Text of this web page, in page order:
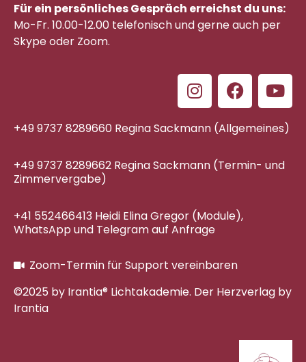
Für ein persönliches Gespräch erreichst du uns:
Mo-Fr. 10.00-12.00 telefonischund gerne auch per
Skype oder Zoom.
+49 9737 8289660 Regina Sackmann (Allgemeines)
+49 9737 8289662 Regina Sackmann (Termin- und
Zimmervergabe)
+41 552466413 Heidi Elina Gregor (Module),
WhatsApp und Telegram auf Anfrage
Zoom-Termin für Support vereinbaren
©2025 by Irantia® Lichtakademie. Der Herzverlag by
Irantia